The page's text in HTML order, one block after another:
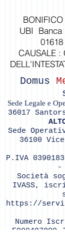
BONIFICO
UBI Banca
01618
CAUSALE :
Domus
Sede Legale e
36017
Sede
36100
P.IVA
-
Società
IVASS,
https://
Numero
E000497900